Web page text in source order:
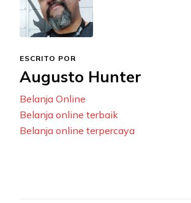
ESCRITO POR
Augusto Hunter
Belanja Online
Belanja online terbaik
Belanja online terpercaya